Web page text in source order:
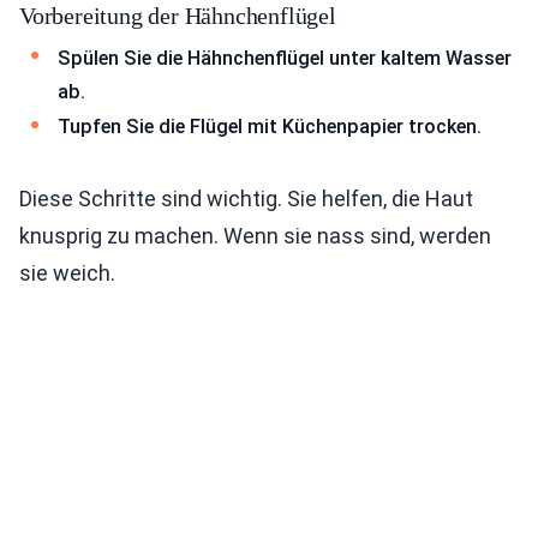
Vorbereitung der Hähnchenflügel
Spülen Sie die Hähnchenflügel unter kaltem Wasser
ab.
Tupfen Sie die Flügel mit Küchenpapier trocken.
Diese Schritte sind wichtig. Sie helfen, die Haut
knusprig zu machen. Wenn sie nass sind, werden
sie weich.